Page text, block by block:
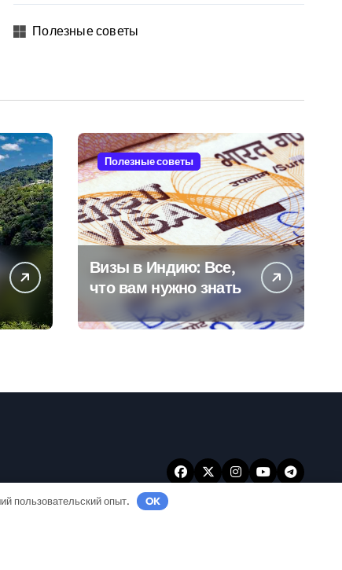
Полезные советы
Полезные советы
Визы в Индию: Все,
что вам нужно знать
пользовательский опыт. OK